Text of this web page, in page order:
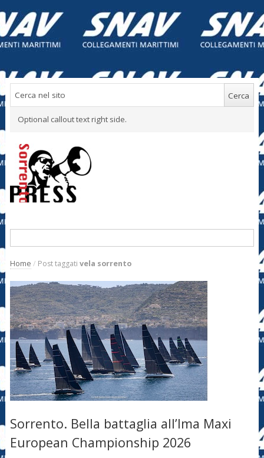
Optional callout text right side.
Home / Post taggati vela sorrento
Sorrento. Bella battaglia all’Ima Maxi
European Championship 2026